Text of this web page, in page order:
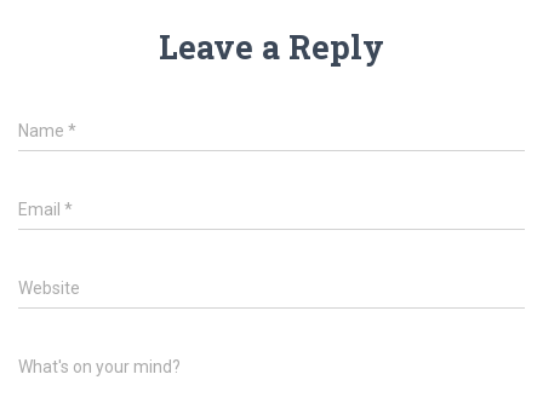
Leave a Reply
Name *
Email *
Website
What's on your mind?